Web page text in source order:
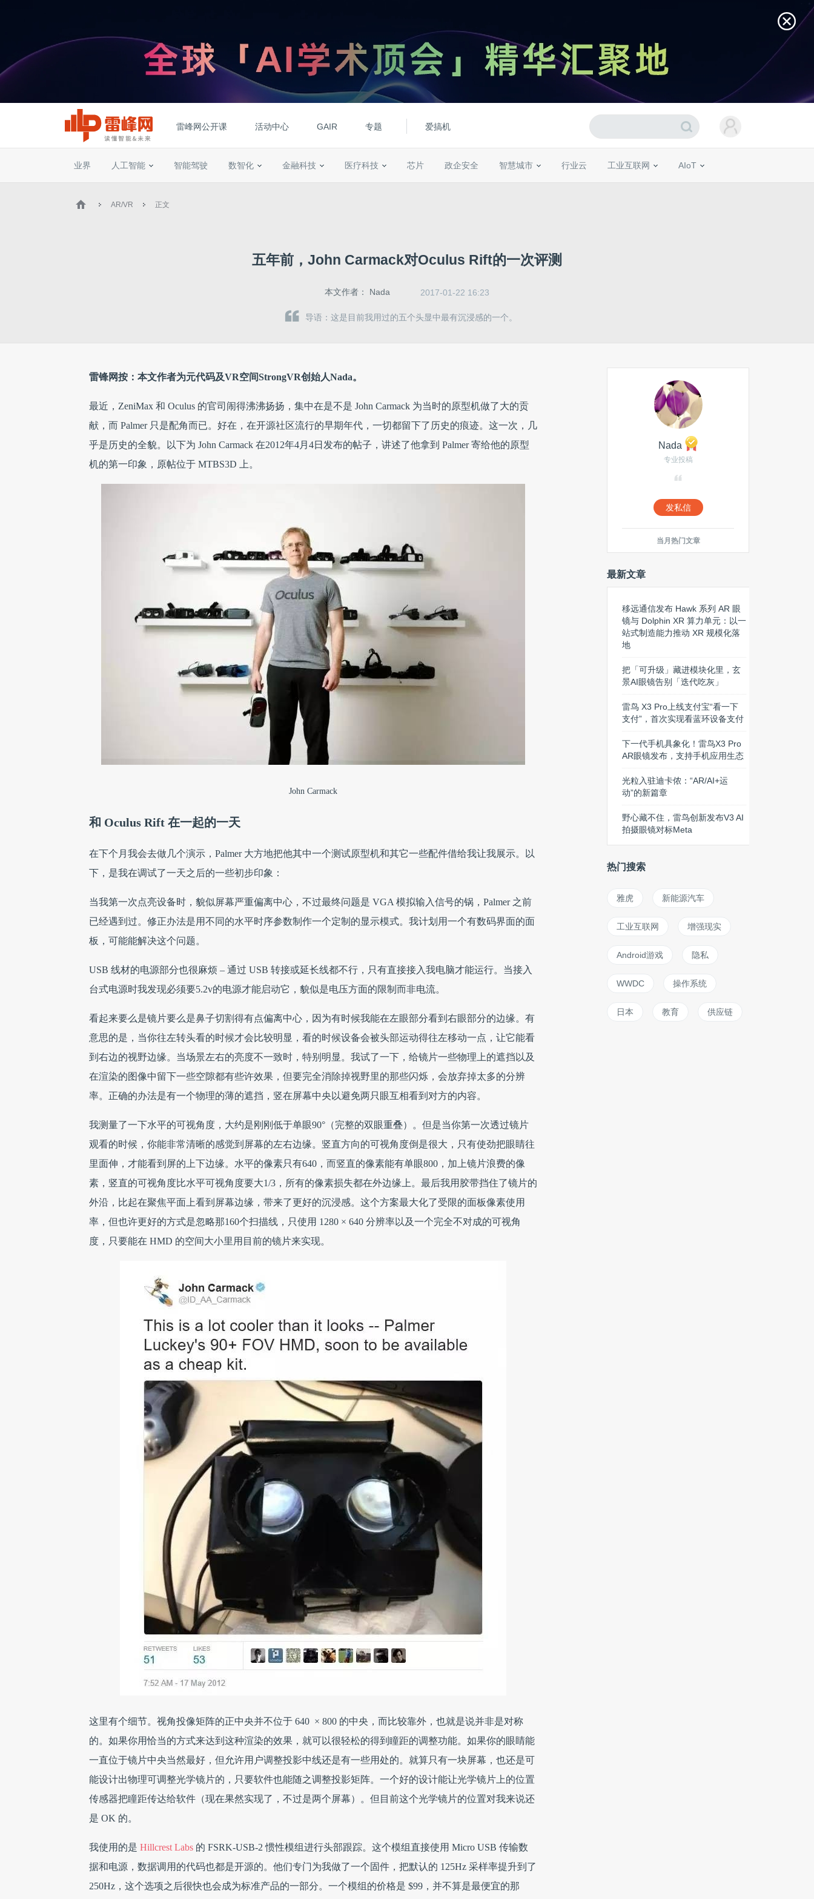
雷峰网公开课 活动中心 GAIR 专题 爱搞机
业界 人工智能 智能驾驶 数智化 金融科技 医疗科技 芯片 政企安全 智慧城市 行业云 工业互联网 AIoT
AR/VR 正文
五年前，John Carmack对Oculus Rift的一次评测
本文作者： Nada 2017-01-22 16:23
导语：这是目前我用过的五个头显中最有沉浸感的一个。
雷锋网按：本文作者为元代码及VR空间StrongVR创始人Nada。
最近，ZeniMax 和 Oculus 的官司闹得沸沸扬扬，集中在是不是 John Carmack 为当时的原型机做了大的贡
献，而 Palmer 只是配角而已。好在，在开源社区流行的早期年代，一切都留下了历史的痕迹。这一次，几
乎是历史的全貌。以下为 John Carmack 在2012年4月4日发布的帖子，讲述了他拿到 Palmer 寄给他的原型
机的第一印象，原帖位于 MTBS3D 上。
John Carmack
和 Oculus Rift 在一起的一天
在下个月我会去做几个演示，Palmer 大方地把他其中一个测试原型机和其它一些配件借给我让我展示。以
下，是我在调试了一天之后的一些初步印象：
当我第一次点亮设备时，貌似屏幕严重偏离中心，不过最终问题是 VGA 模拟输入信号的锅，Palmer 之前
已经遇到过。修正办法是用不同的水平时序参数制作一个定制的显示模式。我计划用一个有数码界面的面
板，可能能解决这个问题。
USB 线材的电源部分也很麻烦 – 通过 USB 转接或延长线都不行，只有直接接入我电脑才能运行。当接入
台式电源时我发现必须要5.2v的电源才能启动它，貌似是电压方面的限制而非电流。
看起来要么是镜片要么是鼻子切割得有点偏离中心，因为有时候我能在左眼部分看到右眼部分的边缘。有
意思的是，当你往左转头看的时候才会比较明显，看的时候设备会被头部运动得往左移动一点，让它能看
到右边的视野边缘。当场景左右的亮度不一致时，特别明显。我试了一下，给镜片一些物理上的遮挡以及
在渲染的图像中留下一些空隙都有些许效果，但要完全消除掉视野里的那些闪烁，会放弃掉太多的分辨
率。正确的办法是有一个物理的薄的遮挡，竖在屏幕中央以避免两只眼互相看到对方的内容。
我测量了一下水平的可视角度，大约是刚刚低于单眼90°（完整的双眼重叠）。但是当你第一次透过镜片
观看的时候，你能非常清晰的感觉到屏幕的左右边缘。竖直方向的可视角度倒是很大，只有使劲把眼睛往
里面伸，才能看到屏的上下边缘。水平的像素只有640，而竖直的像素能有单眼800，加上镜片浪费的像
素，竖直的可视角度比水平可视角度要大1/3，所有的像素损失都在外边缘上。最后我用胶带挡住了镜片的
外沿，比起在聚焦平面上看到屏幕边缘，带来了更好的沉浸感。这个方案最大化了受限的面板像素使用
率，但也许更好的方式是忽略那160个扫描线，只使用 1280 × 640 分辨率以及一个完全不对成的可视角
度，只要能在 HMD 的空间大小里用目前的镜片来实现。
这里有个细节。视角投像矩阵的正中央并不位于 640 × 800 的中央，而比较靠外，也就是说并非是对称
的。如果你用恰当的方式来达到这种渲染的效果，就可以很轻松的得到瞳距的调整功能。如果你的眼睛能
一直位于镜片中央当然最好，但允许用户调整投影中线还是有一些用处的。就算只有一块屏幕，也还是可
能设计出物理可调整光学镜片的，只要软件也能随之调整投影矩阵。一个好的设计能让光学镜片上的位置
传感器把瞳距传达给软件（现在果然实现了，不过是两个屏幕）。但目前这个光学镜片的位置对我来说还
是 OK 的。
我使用的是 Hillcrest Labs 的 FSRK-USB-2 惯性模组进行头部跟踪。这个模组直接使用 Micro USB 传输数
据和电源，数据调用的代码也都是开源的。他们专门为我做了一个固件，把默认的 125Hz 采样率提升到了
250Hz，这个选项之后很快也会成为标准产品的一部分。一个模组的价格是 $99，并不算是最便宜的那
Nada
专业投稿
发私信
当月热门文章
最新文章
移远通信发布 Hawk 系列 AR 眼
镜与 Dolphin XR 算力单元：以一
站式制造能力推动 XR 规模化落
地
把「可升级」藏进模块化里，玄
景AI眼镜告别「迭代吃灰」
雷鸟 X3 Pro上线支付宝“看一下
支付”，首次实现看蓝环设备支付
下一代手机具象化！雷鸟X3 Pro
AR眼镜发布，支持手机应用生态
光粒入驻迪卡侬：“AR/AI+运
动”的新篇章
野心藏不住，雷鸟创新发布V3 AI
拍摄眼镜对标Meta
热门搜索
雅虎 新能源汽车
工业互联网 增强现实
Android游戏 隐私
WWDC 操作系统
日本 教育 供应链